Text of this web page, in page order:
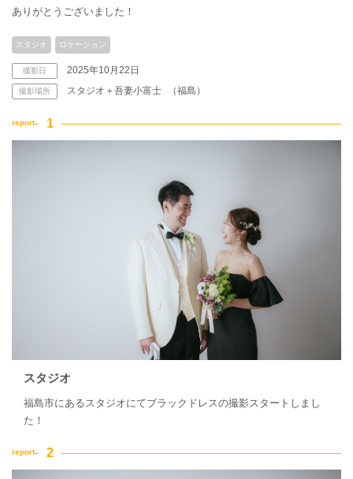
ありがとうございました！
スタジオ ロケーション
撮影日 2025年10月22日
撮影場所 スタジオ＋吾妻小富士 （福島）
スタジオ
福島市にあるスタジオにてブラックドレスの撮影スタートしまし
た！